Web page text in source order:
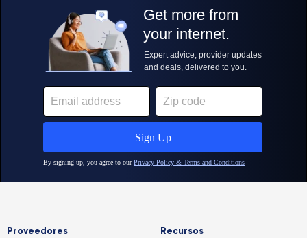
Proveedores Recursos